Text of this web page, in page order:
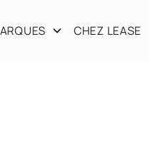
CHEZ LEASE